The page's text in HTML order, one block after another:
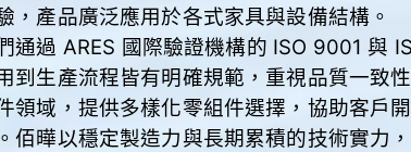
，產品廣泛應用於各式家具與設備結構。
通過 ARES 國際驗證機構的 ISO 9001 與
到生產流程皆有明確規範，重視品質一致
領域，提供多樣化零組件選擇，協助客戶
佰曄以穩定製造力與長期累積的技術實力